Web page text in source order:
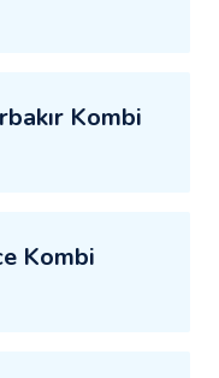
Kombi
Kombi